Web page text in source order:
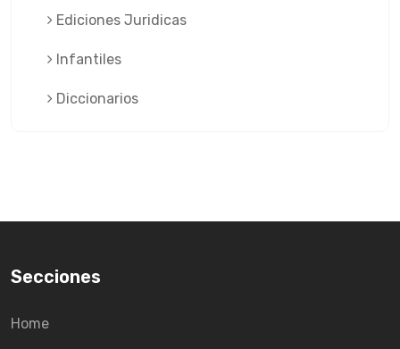
Ediciones Juridicas
Infantiles
Diccionarios
Secciones
Home